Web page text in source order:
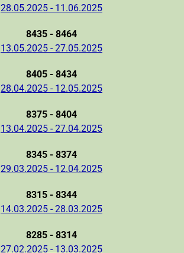
28.05.2025 - 11.06.2025
8435 - 8464
13.05.2025 - 27.05.2025
8405 - 8434
28.04.2025 - 12.05.2025
8375 - 8404
13.04.2025 - 27.04.2025
8345 - 8374
29.03.2025 - 12.04.2025
8315 - 8344
14.03.2025 - 28.03.2025
8285 - 8314
27.02.2025 - 13.03.2025